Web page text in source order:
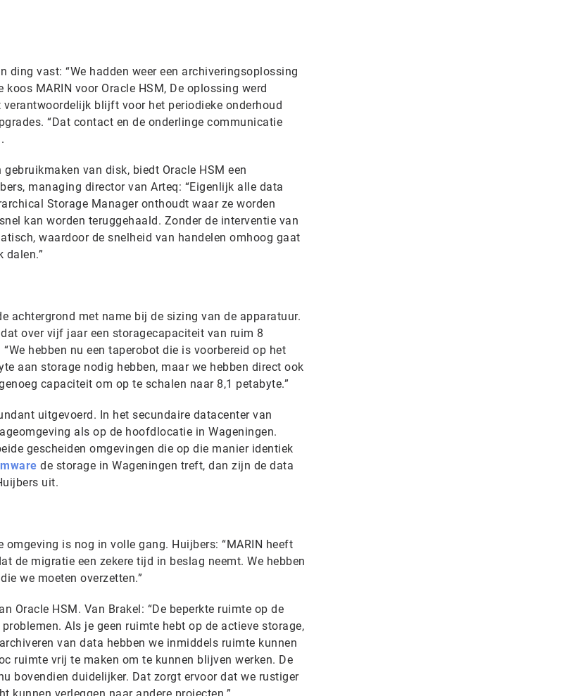
ding vast: “We hadden weer een archiveringsoplossing
MARIN voor Oracle HSM, De oplossing werd
blijft voor het periodieke onderhoud
“Dat contact en de onderlinge communicatie
van disk, biedt Oracle HSM een
managing director van Arteq: “Eigenlijk alle data
Storage Manager onthoudt waar ze worden
kan worden teruggehaald. Zonder de interventie van
waardoor de snelheid van handelen omhoog gaat
dalen.”
achtergrond met name bij de sizing van de apparatuur.
over vijf jaar een storagecapaciteit van ruim 8
hebben nu een taperobot die is voorbereid op het
aan storage nodig hebben, maar we hebben direct ook
capaciteit om op te schalen naar 8,1 petabyte.”
uitgevoerd. In het secundaire datacenter van
als op de hoofdlocatie in Wageningen.
gescheiden omgevingen die op die manier identiek
de storage in Wageningen treft, dan zijn de data
uit.
is nog in volle gang. Huijbers: “MARIN heeft
de migratie een zekere tijd in beslag neemt. We hebben
we moeten overzetten.”
Oracle HSM. Van Brakel: “De beperkte ruimte op de
Als je geen ruimte hebt op de actieve storage,
van data hebben we inmiddels ruimte kunnen
ruimte vrij te maken om te kunnen blijven werken. De
bovendien duidelijker. Dat zorgt ervoor dat we rustiger